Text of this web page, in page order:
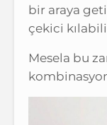
bir araya
çekici
Mesela bu